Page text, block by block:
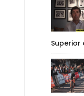
Superior